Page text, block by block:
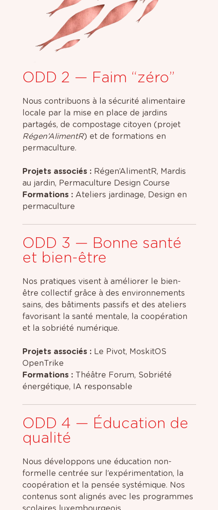
ODD 2 — Faim “zéro”
Nous contribuons à la sécurité alimentaire
locale par la mise en place de jardins
partagés, de compostage citoyen (projet
Régen’AlimentR) et de formations en
permaculture.
Projets associés :Régen’AlimentR, Mardis
au jardin, Permaculture Design Course
Formations :Ateliers jardinage, Design en
permaculture
ODD 3 — Bonne santé
et bien-être
Nos pratiques visent à améliorer le bien-
être collectif grâce à des environnements
sains, des bâtiments passifs et des ateliers
favorisant la santé mentale, la coopération
et la sobriété numérique.
Projets associés :Le Pivot, MoskitOS
OpenTrike
Formations :Théâtre Forum, Sobriété
énergétique, IA responsable
ODD 4 — Éducation de
qualité
Nous développons une éducation non-
formelle centrée sur l’expérimentation, la
coopération et la pensée systémique. Nos
contenus sont alignés avec les programmes